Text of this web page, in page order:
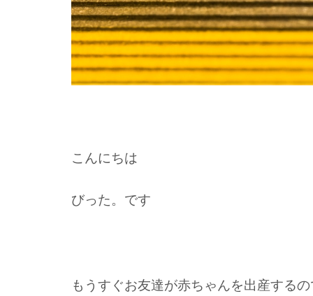
こんにちは
びった。です
もうすぐお友達が赤ちゃんを出産する